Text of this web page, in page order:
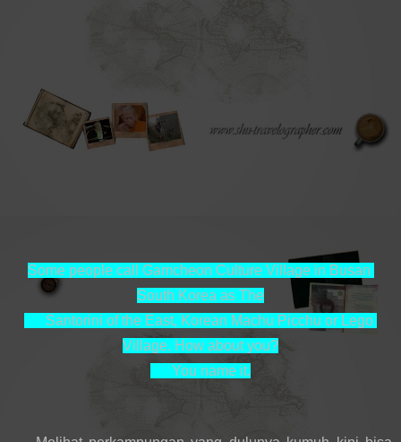
Some people call Gamcheon Culture Village in Busan
South Korea as The
Village. How about you?
      You name it.